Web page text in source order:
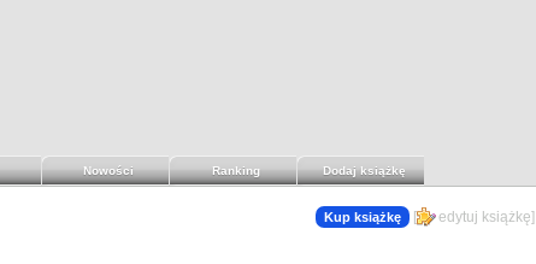
Nowości Ranking Dodaj książkę
Kup książkę [ edytuj książkę]